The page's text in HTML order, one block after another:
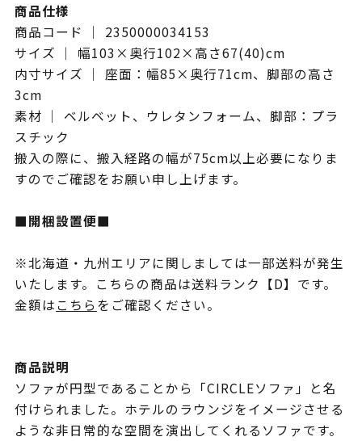
商品仕様
商品コード ｜ 2350000034153
サイズ ｜ 幅103×奥行102×高さ67(40)cm
内寸サイズ ｜ 座面：幅85×奥行71cm、脚部の高さ
3cm
素材 ｜ ベルベット、ウレタンフォーム、脚部：プラ
スチック
搬入の際に、搬入経路の幅が75cm以上必要になりま
すのでご確認をお願い申し上げます。
■開梱設置便■
※北海道・九州エリアに関しましては一部送料が発生
いたします。こちらの商品は送料ランク【D】です。
金額はこちらをご確認ください。
商品説明
ソファが円型であることから「CIRCLEソファ」と名
付けられました。ホテルのラウンジをイメージさせる
ような非日常的な空間を演出してくれるソファです。